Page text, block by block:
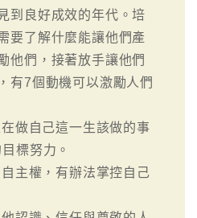
到良好成效的年代。培
要了解什麼能讓他們產
他們，接著放手讓他們
有7個動機可以激勵人們
做自己這一生該做的事
標努力。
主權，有辦法掌控自己